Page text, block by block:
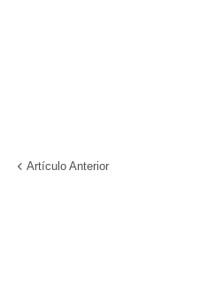
Artículo Anterior